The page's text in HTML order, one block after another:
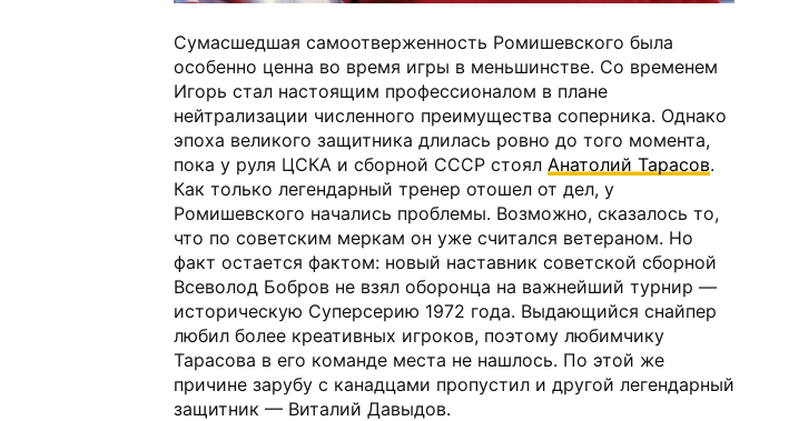
Сумасшедшая самоотверженность Ромишевского была
особенно ценна во время игры в меньшинстве. Со временем
Игорь стал настоящим профессионалом в плане
нейтрализации численного преимущества соперника. Однако
эпоха великого защитника длилась ровно до того момента,
пока у руля ЦСКА и сборной СССР стоял Анатолий Тарасов.
Как только легендарный тренер отошел от дел, у
Ромишевского начались проблемы. Возможно, сказалось то,
что по советским меркам он уже считался ветераном. Но
факт остается фактом: новый наставник советской сборной
Всеволод Бобров не взял оборонца на важнейший турнир —
историческую Суперсерию 1972 года. Выдающийся снайпер
любил более креативных игроков, поэтому любимчику
Тарасова в его команде места не нашлось. По этой же
причине зарубу с канадцами пропустил и другой легендарный
защитник — Виталий Давыдов.